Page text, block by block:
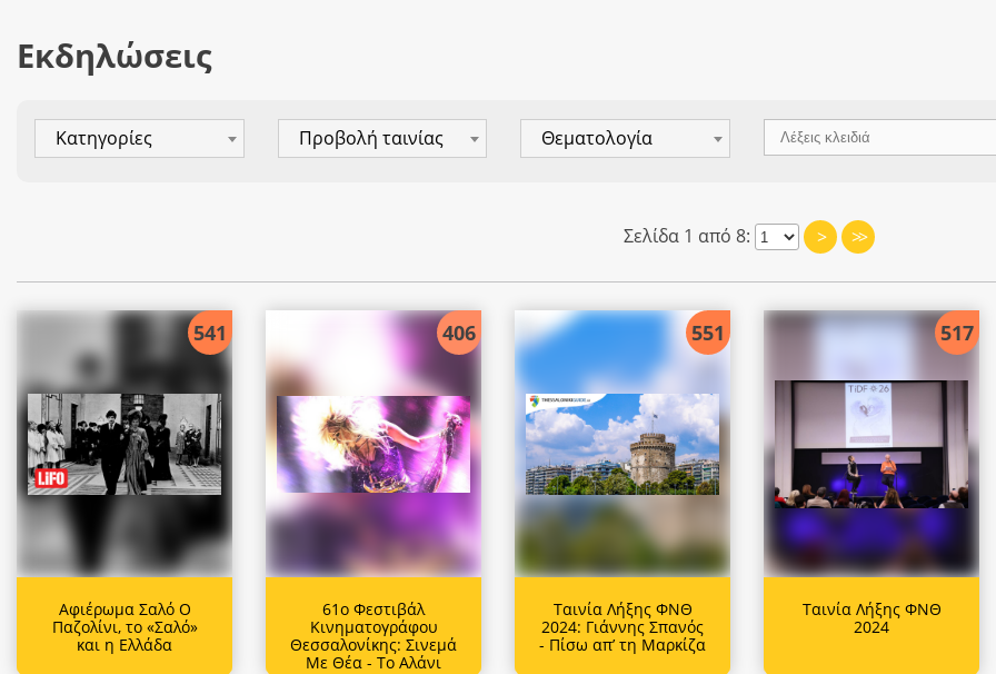
Εκδηλώσεις
Κατηγορίες Προβολή ταινίας Θεματολογία
Σελίδα 1 από 8: > >>
541
Αφιέρωμα Σαλό Ο
Παζολίνι, το «Σαλό»
και η Ελλάδα
406
61ο Φεστιβάλ
Κινηματογράφου
Θεσσαλονίκης: Σινεμά
Με Θέα - Το Αλάνι
551
Ταινία Λήξης ΦΝΘ
2024: Γιάννης Σπανός
- Πίσω απ’ τη Μαρκίζα
517
Ταινία Λήξης ΦΝΘ
2024